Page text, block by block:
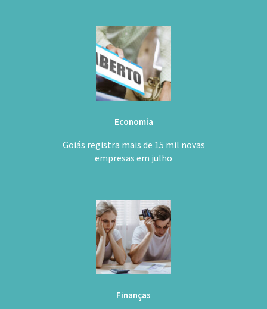
Economia
Goiás registra mais de 15 mil novas
empresas em julho
Finanças